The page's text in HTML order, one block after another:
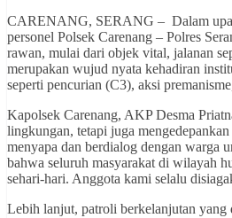
CARENANG, SERANG – Dalam
personel Polsek Carenang – Polres
rawan, mulai dari objek vital, jalanan
merupakan wujud nyata kehadiran
seperti pencurian (C3), aksi
Kapolsek Carenang, AKP Desma
lingkungan, tetapi juga
menyapa dan berdialog dengan warga
bahwa seluruh masyarakat di wilayah
sehari-hari. Anggota kami selalu
Lebih lanjut, patroli berkelanjutan yang